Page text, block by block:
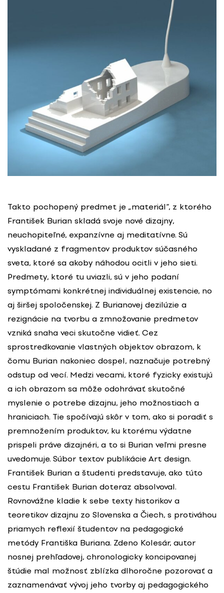
Takto pochopený predmet je „materiál“, z ktorého
František Burian skladá svoje nové dizajny,
neuchopiteľné, expanzívne aj meditatívne. Sú
vyskladané z fragmentov produktov súčasného
sveta, ktoré sa akoby náhodou ocitli v jeho sieti.
Predmety, ktoré tu uviazli, sú v jeho podaní
symptómami konkrétnej individuálnej existencie, no
aj širšej spoločenskej. Z Burianovej dezilúzie a
rezignácie na tvorbu a zmnožovanie predmetov
vzniká snaha veci skutočne vidieť. Cez
sprostredkovanie vlastných objektov obrazom, k
čomu Burian nakoniec dospel, naznačuje potrebný
odstup od vecí. Medzi vecami, ktoré fyzicky existujú
a ich obrazom sa môže odohrávať skutočné
myslenie o potrebe dizajnu, jeho možnostiach a
hraniciach. Tie spočívajú skôr v tom, ako si poradiť s
premnožením produktov, ku ktorému výdatne
prispeli práve dizajnéri, a to si Burian veľmi presne
uvedomuje. Súbor textov publikácie Art design.
František Burian a študenti predstavuje, ako túto
cestu František Burian doteraz absolvoval.
Rovnovážne kladie k sebe texty historikov a
teoretikov dizajnu zo Slovenska a Čiech, s protiváhou
priamych reflexií študentov na pedagogické
metódy Františka Buriana. Zdeno Kolesár, autor
nosnej prehľadovej, chronologicky koncipovanej
štúdie mal možnosť zblízka dlhoročne pozorovať a
zaznamenávať vývoj jeho tvorby aj pedagogického